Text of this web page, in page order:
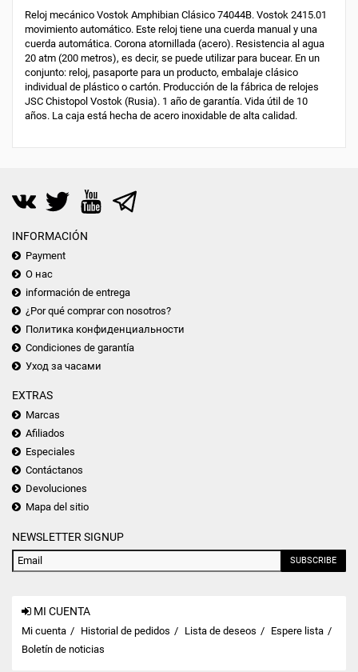
Reloj mecánico Vostok Amphibian Clásico 74044B. Vostok 2415.01
movimiento automático. Este reloj tiene una cuerda manual y una
cuerda automática. Corona atornillada (acero). Resistencia al agua
20 atm (200 metros), es decir, se puede utilizar para bucear. En un
conjunto: reloj, pasaporte para un producto, embalaje clásico
individual de plástico o cartón. Producción de la fábrica de relojes
JSC Chistopol Vostok (Rusia). 1 año de garantía. Vida útil de 10
años. La caja está hecha de acero inoxidable de alta calidad.
INFORMACIÓN
Payment
О нас
información de entrega
¿Por qué comprar con nosotros?
Политика конфиденциальности
Condiciones de garantía
Уход за часами
EXTRAS
Marcas
Afiliados
Especiales
Contáctanos
Devoluciones
Mapa del sitio
NEWSLETTER SIGNUP
SUBSCRIBE
MI CUENTA
Mi cuenta Historial de pedidos Lista de deseos
Espere lista
Boletín de noticias